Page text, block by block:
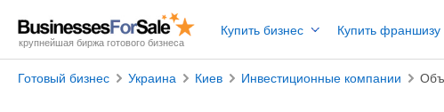
крупнейшая биржа готового бизнеса
Купить бизнес Купить франшизу
Готовый бизнес Украина Киев Инвестиционные компании